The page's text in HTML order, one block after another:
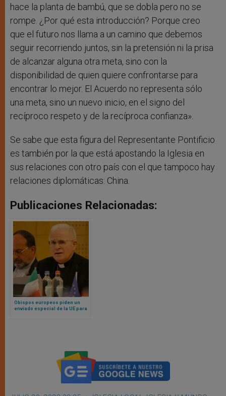
hace la planta de bambú, que se dobla pero no se
rompe. ¿Por qué esta introducción? Porque creo
que el futuro nos llama a un camino que debemos
seguir recorriendo juntos, sin la pretensión ni la prisa
de alcanzar alguna otra meta, sino con la
disponibilidad de quien quiere confrontarse para
encontrar lo mejor. El Acuerdo no representa sólo
una meta, sino un nuevo inicio, en el signo del
recíproco respeto y de la recíproca confianza».
Se sabe que esta figura del Representante Pontificio
es también por la que está apostando la Iglesia en
sus relaciones con otro país con el que tampoco hay
relaciones diplomáticas: China.
Publicaciones Relacionadas:
Obispos europeos piden un
enviado especial de la UE para